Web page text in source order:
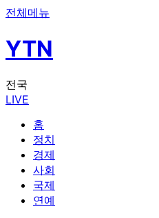
전체메뉴
YTN
전국
LIVE
홈
정치
경제
사회
국제
연예